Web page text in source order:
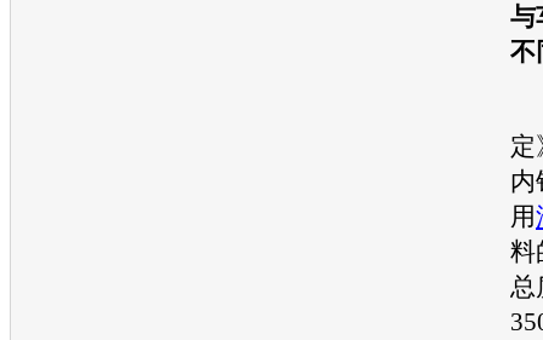
与
不
定
内
用
料
总